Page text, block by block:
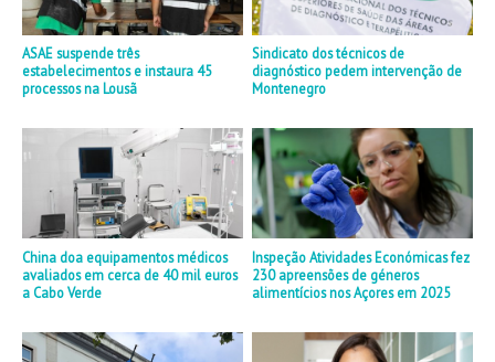
ASAE suspende três
estabelecimentos e instaura 45
processos na Lousã
Sindicato dos técnicos de
diagnóstico pedem intervenção de
Montenegro
China doa equipamentos médicos
avaliados em cerca de 40 mil euros
a Cabo Verde
Inspeção Atividades Económicas fez
230 apreensões de géneros
alimentícios nos Açores em 2025